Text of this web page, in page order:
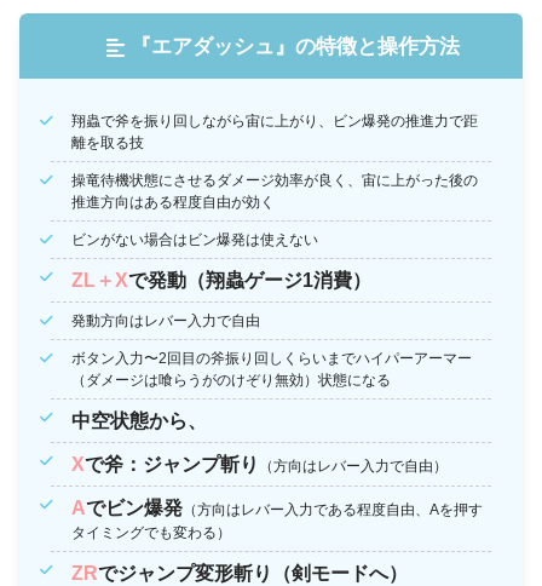
『エアダッシュ』の特徴と操作方法
翔蟲で斧を振り回しながら宙に上がり、ビン爆発の推進力で距
離を取る技
操竜待機状態にさせるダメージ効率が良く、宙に上がった後の
推進方向はある程度自由が効く
ビンがない場合はビン爆発は使えない
ZL＋Xで発動（翔蟲ゲージ1消費）
発動方向はレバー入力で自由
ボタン入力〜2回目の斧振り回しくらいまでハイパーアーマー
（ダメージは喰らうがのけぞり無効）状態になる
中空状態から、
Xで斧：ジャンプ斬り （方向はレバー入力で自由）
Aでビン爆発（方向はレバー入力である程度自由、Aを押す
タイミングでも変わる）
ZRでジャンプ変形斬り（剣モードへ）